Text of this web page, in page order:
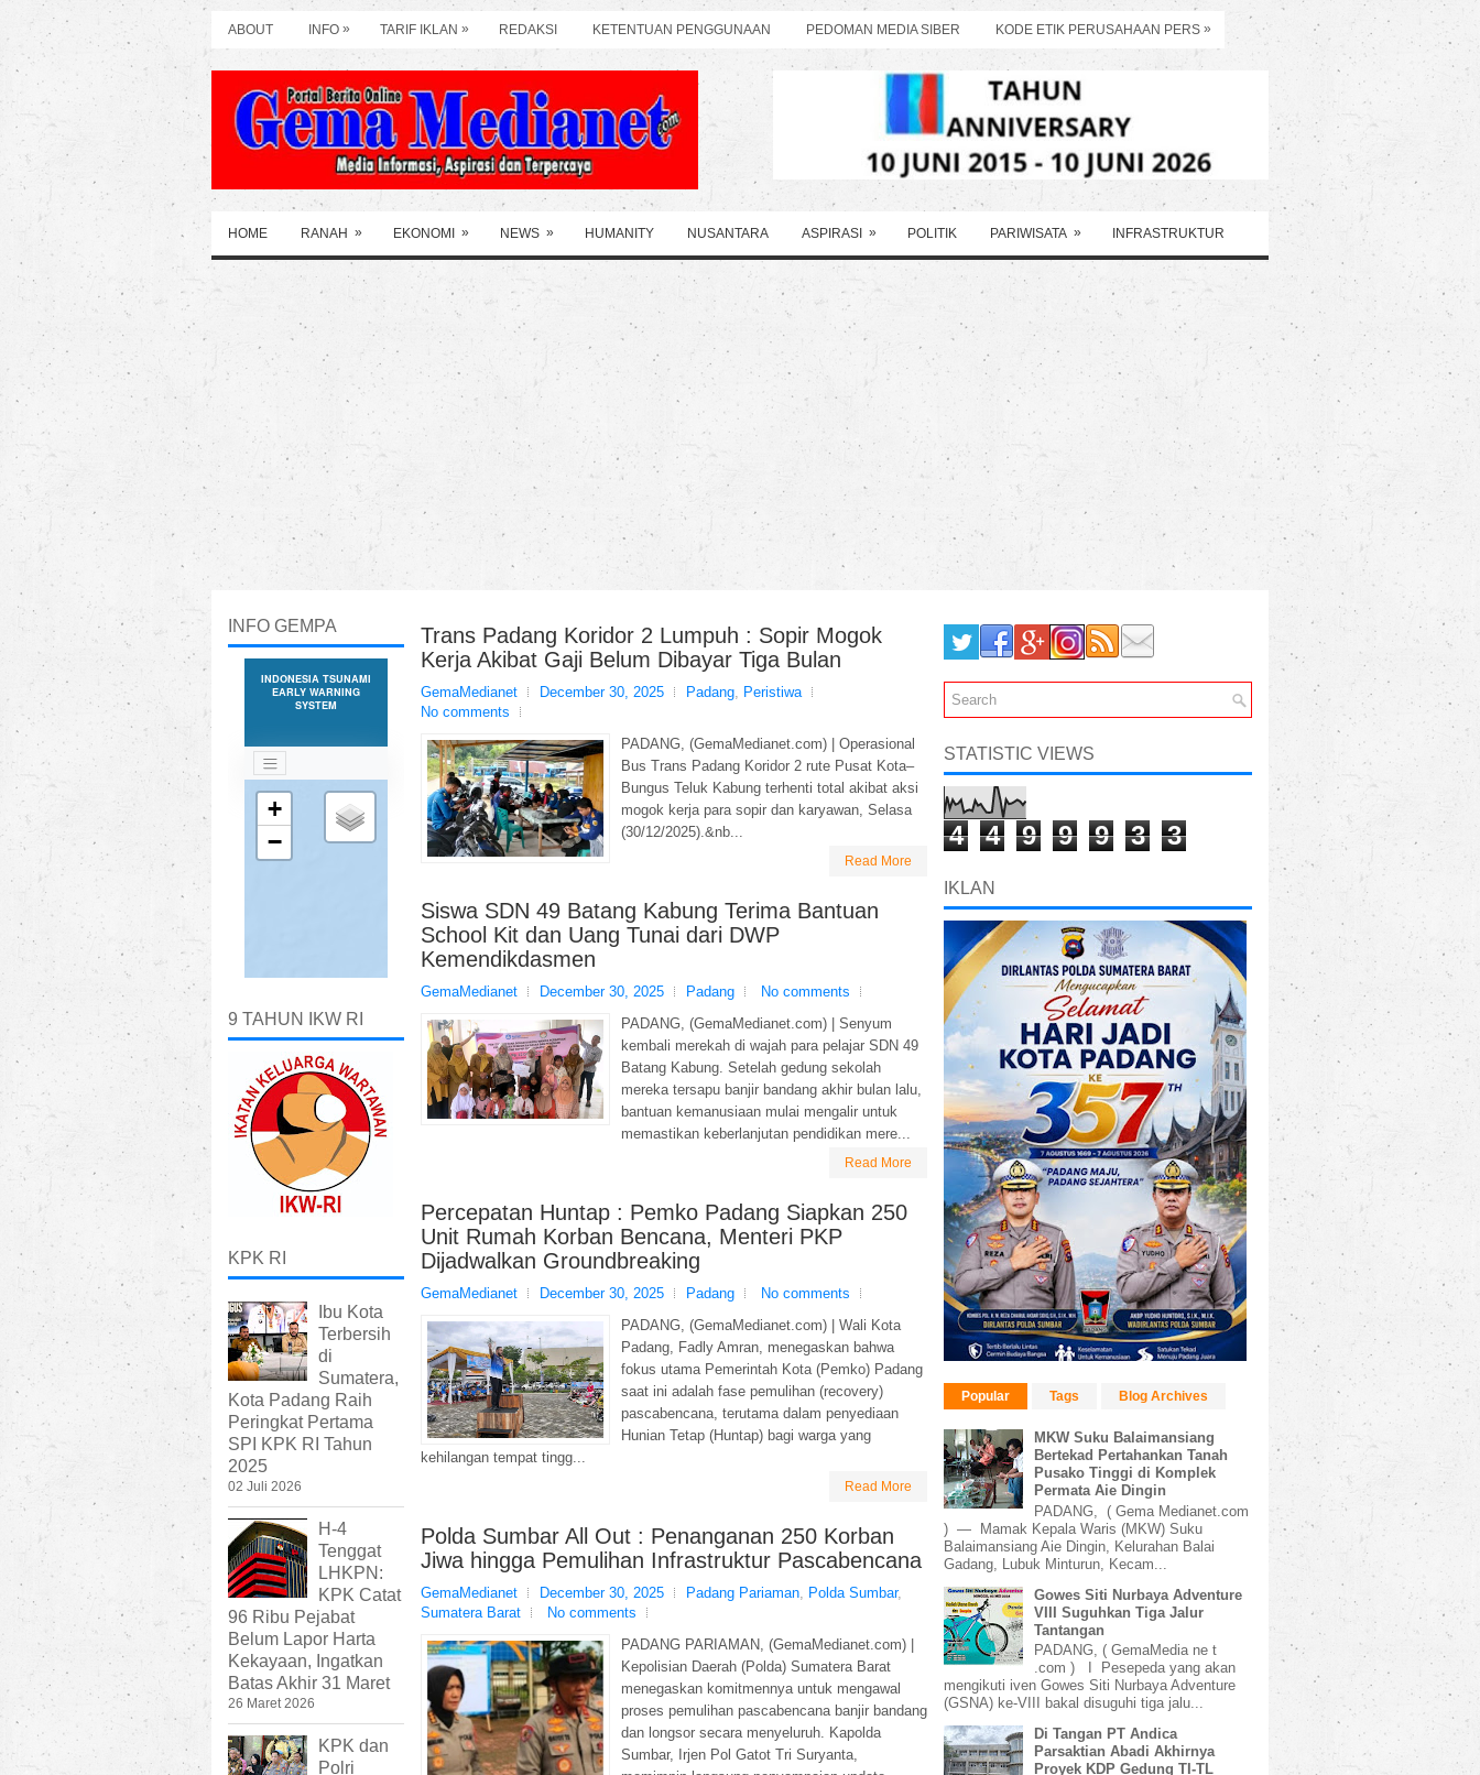
ABOUT INFO » TARIF IKLAN » REDAKSI KETENTUAN PENGGUNAAN PEDOMAN MEDIA SIBER KODE ETIK PERUSAHAAN PERS »
HOME RANAH » EKONOMI » NEWS » HUMANITY NUSANTARA ASPIRASI » POLITIK PARIWISATA » INFRASTRUKTUR
Trans Padang Koridor 2 Lumpuh : Sopir Mogok
Kerja Akibat Gaji Belum Dibayar Tiga Bulan
GemaMedianet December 30, 2025 Padang, Peristiwa
No comments
PADANG, (GemaMedianet.com) | Operasional
Bus Trans Padang Koridor 2 rute Pusat Kota–
Bungus Teluk Kabung terhenti total akibat aksi
mogok kerja para sopir dan karyawan, Selasa
(30/12/2025).&nb...
Read More
Siswa SDN 49 Batang Kabung Terima Bantuan
School Kit dan Uang Tunai dari DWP
Kemendikdasmen
GemaMedianet December 30, 2025 Padang
No comments
PADANG, (GemaMedianet.com) | Senyum
kembali merekah di wajah para pelajar SDN 49
Batang Kabung. Setelah gedung sekolah
mereka tersapu banjir bandang akhir bulan lalu,
bantuan kemanusiaan mulai mengalir untuk
memastikan keberlanjutan pendidikan mere...
Read More
Percepatan Huntap : Pemko Padang Siapkan 250
Unit Rumah Korban Bencana, Menteri PKP
Dijadwalkan Groundbreaking
GemaMedianet December 30, 2025 Padang
No comments
PADANG, (GemaMedianet.com) | Wali Kota
Padang, Fadly Amran, menegaskan bahwa
fokus utama Pemerintah Kota (Pemko) Padang
saat ini adalah fase pemulihan (recovery)
pascabencana, terutama dalam penyediaan
Hunian Tetap (Huntap) bagi warga yang
kehilangan tempat tingg...
Read More
Polda Sumbar All Out : Penanganan 250 Korban
Jiwa hingga Pemulihan Infrastruktur Pascabencana
GemaMedianet December 30, 2025 Padang Pariaman, Polda Sumbar,
Sumatera Barat
No comments
PADANG PARIAMAN, (GemaMedianet.com) |
Kepolisian Daerah (Polda) Sumatera Barat
menegaskan komitmennya untuk mengawal
proses pemulihan pascabencana banjir bandang
dan longsor secara menyeluruh. Kapolda
Sumbar, Irjen Pol Gatot Tri Suryanta,
INFO GEMPA
9 TAHUN IKW RI
KPK RI
Ibu Kota
Terbersih
di
Sumatera,
Kota Padang Raih
Peringkat Pertama
SPI KPK RI Tahun
2025
02 Juli 2026
H-4
Tenggat
LHKPN:
KPK Catat
96 Ribu Pejabat
Belum Lapor Harta
Kekayaan, Ingatkan
Batas Akhir 31 Maret
26 Maret 2026
KPK dan
Polri
STATISTIC VIEWS
4 4 9 9 9 3 3
IKLAN
Popular Tags Blog Archives
MKW Suku Balaimansiang
Bertekad Pertahankan Tanah
Pusako Tinggi di Komplek
Permata Aie Dingin
PADANG, ( Gema Medianet.com
) — Mamak Kepala Waris (MKW) Suku
Balaimansiang Aie Dingin, Kelurahan Balai
Gadang, Lubuk Minturun, Kecam...
Gowes Siti Nurbaya Adventure
VIII Suguhkan Tiga Jalur
Tantangan
PADANG, ( GemaMedia ne t
.com ) I Pesepeda yang akan
mengikuti iven Gowes Siti Nurbaya Adventure
(GSNA) ke-VIII bakal disuguhi tiga jalu...
Di Tangan PT Andica
Parsaktian Abadi Akhirnya
Proyek KDP Gedung TI-TL